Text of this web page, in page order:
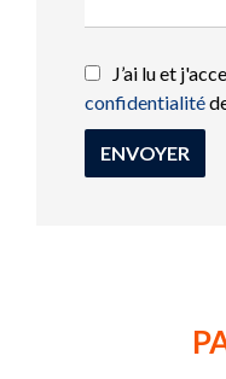
J’ai lu et
confidentialité
ENVOYER